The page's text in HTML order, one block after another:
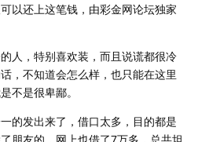
以还上这笔钱，由彩金网论坛独家
人，特别喜欢装，而且说谎都很冷
，不知道会怎么样，也只能在这里
不是很卑鄙。
的发出来了，借口太多，目的都是